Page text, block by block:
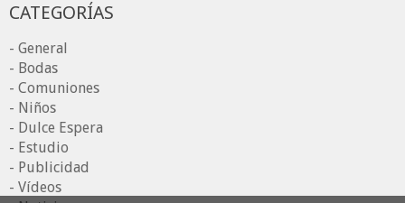
CATEGORÍAS
- General
- Bodas
- Comuniones
- Niños
- Dulce Espera
- Estudio
- Publicidad
- Vídeos